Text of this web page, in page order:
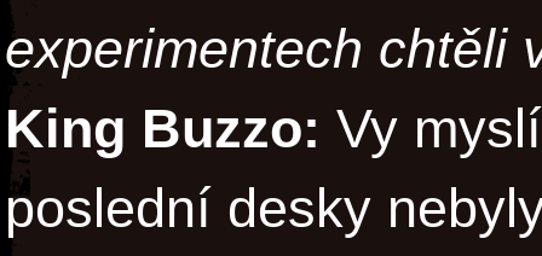
experimentech chtěli
King Buzzo: Vy
poslední desky